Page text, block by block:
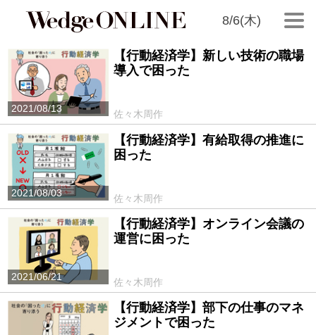
8/6(木)
2021/08/13
【行動経済学】新しい技術の職場
導入で困った
佐々木周作
2021/08/03
【行動経済学】有給取得の推進に
困った
佐々木周作
2021/06/21
【行動経済学】オンライン会議の
運営に困った
佐々木周作
【行動経済学】部下の仕事のマネ
ジメントで困った